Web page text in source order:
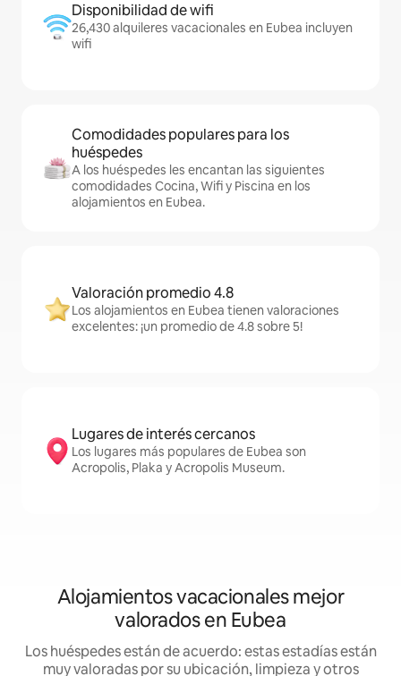
Disponibilidad de wifi
26,430 alquileres vacacionales en Eubea incluyen
wifi
Comodidades populares para los
huéspedes
A los huéspedes les encantan las siguientes
comodidades Cocina, Wifi y Piscina en los
alojamientos en Eubea.
Valoración promedio 4.8
Los alojamientos en Eubea tienen valoraciones
excelentes: ¡un promedio de 4.8 sobre 5!
Lugares de interés cercanos
Los lugares más populares de Eubea son
Acropolis, Plaka y Acropolis Museum.
Alojamientos vacacionales mejor
valorados en Eubea
Los huéspedes están de acuerdo: estas estadías están
muy valoradas por su ubicación, limpieza y otros